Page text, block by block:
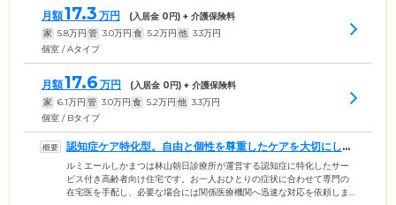
月額17.3 万円 (入居金 0円) + 介護保険料
家 5.8万円 管 3.0万円 食 5.2万円 他 3.3万円
個室 / Aタイプ
月額17.6 万円 (入居金 0円) + 介護保険料
家 6.1万円 管 3.0万円 食 5.2万円 他 3.3万円
個室 / Bタイプ
認知症ケア特化型。自由と個性を尊重したケアを大切にして
います
ルミエールしかまつは林山朝日診療所が運営する認知症に特化したサー
ビス付き高齢者向け住宅です。お一人おひとりの症状に合わせて専門の
在宅医を手配し、必要な場合には関係医療機関へ迅速な対応を依頼しま